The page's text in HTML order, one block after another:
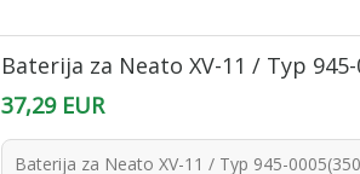
Baterija za Neato XV-11 / Typ
37,29 EUR
Baterija za Neato XV-11 / Typ 945-